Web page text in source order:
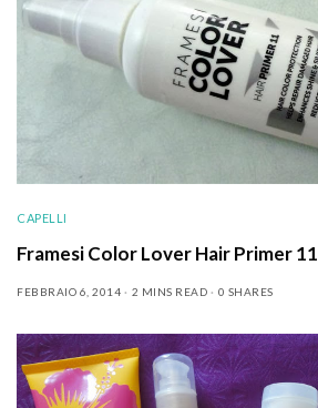
CAPELLI
Framesi Color Lover Hair Primer 11
FEBBRAIO 6, 2014 2 MINS READ 0 SHARES